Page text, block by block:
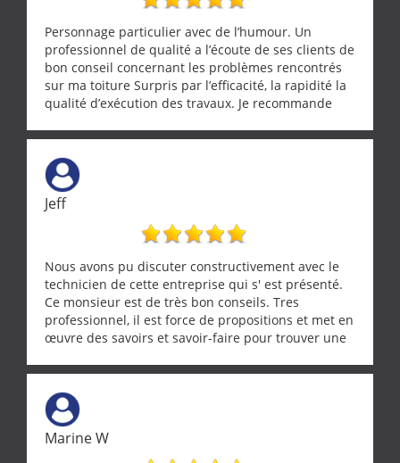
Personnage particulier avec de l’humour. Un
professionnel de qualité a l’écoute de ses clients de
bon conseil concernant les problèmes rencontrés
sur ma toiture Surpris par l’efficacité, la rapidité la
qualité d’exécution des travaux. Je recommande
Jeff
Nous avons pu discuter constructivement avec le
technicien de cette entreprise qui s' est présenté.
Ce monsieur est de très bon conseils. Tres
professionnel, il est force de propositions et met en
œuvre des savoirs et savoir-faire pour trouver une
demande de l écoute et de la considération, ce qui
ne se trouve que chez les pationnés de leur métier.
Merci a ce monsieur pour sa disponibilité
Marine W